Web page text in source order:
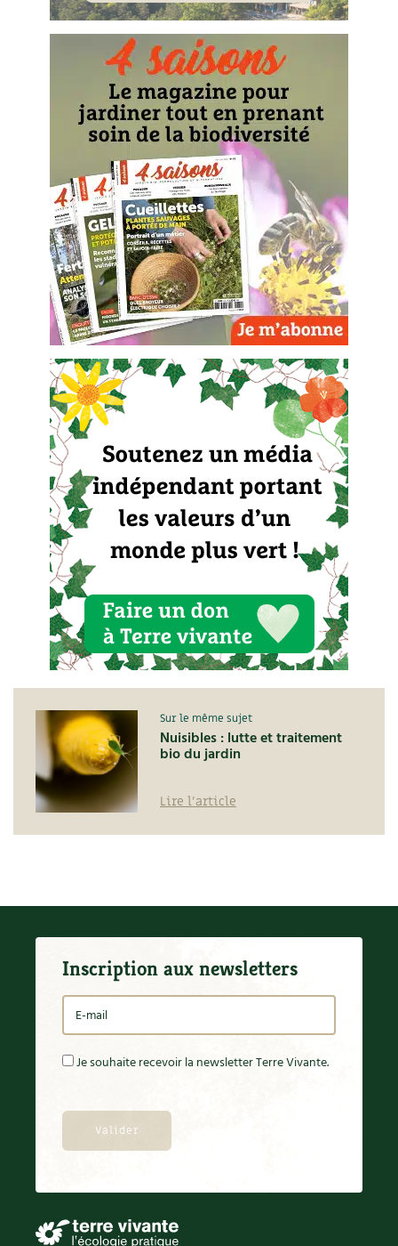
Sur le même sujet
Nuisibles : lutte et traitement
bio du jardin
Lire l'article
Inscription aux newsletters
Je souhaite recevoir la newsletter Terre Vivante.